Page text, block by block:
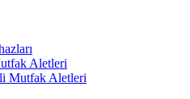
Aletleri
Mutfak Aletleri